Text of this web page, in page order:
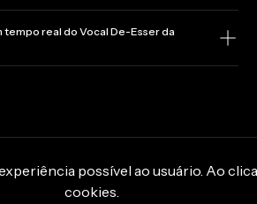
real do Vocal De-Esser da
possível ao usuário. Ao
cookies.